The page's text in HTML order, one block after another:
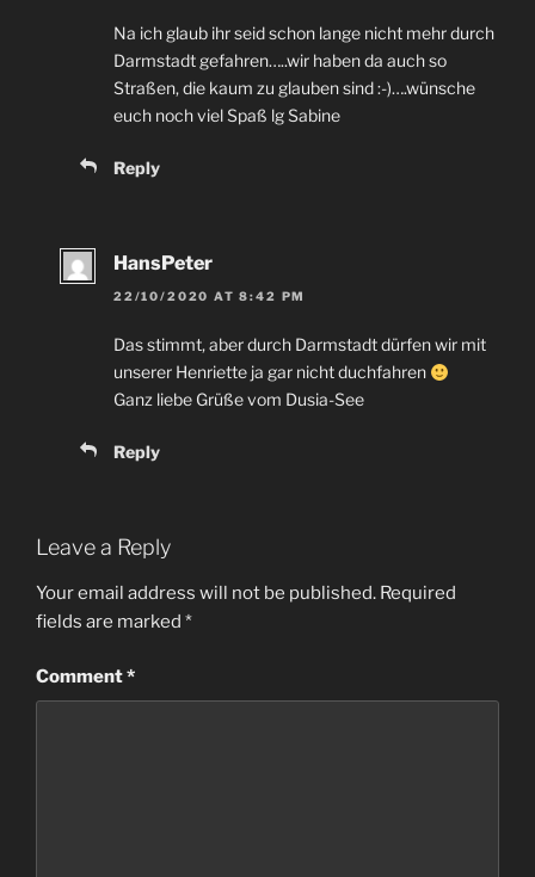
Na ich glaub ihr seid schon lange nicht mehr durch
Darmstadt gefahren…..wir haben da auch so
Straßen, die kaum zu glauben sind:-)….wünsche
euch noch viel Spaß lg Sabine
Reply
HansPeter
22/10/2020 AT 8:42 PM
Das stimmt,aber durch Darmstadt dürfen wir mit
unserer Henriette ja gar nicht duchfahren
Ganz liebe Grüße vom Dusia-See
Reply
Leave a Reply
Your email address will not be published. Required
fields are marked *
Comment*